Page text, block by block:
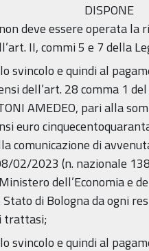
DISPONE
deve essere operata la
II, commi 5 e 7 della
svincolo e quindi al
dell’art. 28 comma 1
AMEDEO, pari alla
euro
comunicazione di
02/2023 (n. nazionale
dell’Economia e
di Bologna da ogni
trattasi;
svincolo e quindi al